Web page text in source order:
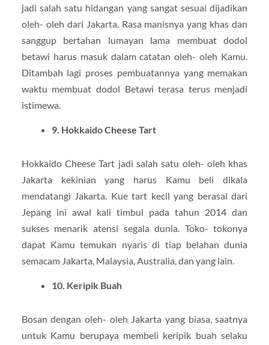
jadi salah satu hidangan yang sangat sesuai dijadikan
oleh- oleh dari Jakarta. Rasa manisnya yang khas dan
sanggup bertahan lumayan lama membuat dodol
betawi harus masuk dalam catatan oleh- oleh Kamu.
Ditambah lagi proses pembuatannya yang memakan
waktu membuat dodol Betawi terasa terus menjadi
istimewa.
9. Hokkaido Cheese Tart
Hokkaido Cheese Tart jadi salah satu oleh- oleh khas
Jakarta kekinian yang harus Kamu beli dikala
mendatangi Jakarta. Kue tart kecil yang berasal dari
Jepang ini awal kali timbul pada tahun 2014 dan
sukses menarik atensi segala dunia. Toko- tokonya
dapat Kamu temukan nyaris di tiap belahan dunia
semacam Jakarta, Malaysia, Australia, dan yang lain.
10. Keripik Buah
Bosan dengan oleh- oleh Jakarta yang biasa, saatnya
untuk Kamu berupaya membeli keripik buah selaku